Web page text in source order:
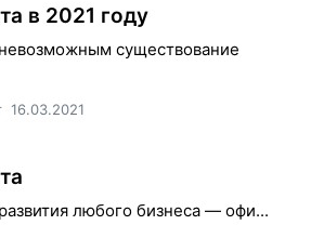
в 2021 году
существование
16.03.2021
любого бизнеса — офи...